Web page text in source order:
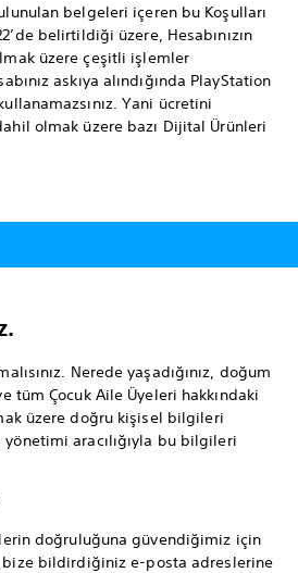
belgeleri içeren bu Koşulları
belirtildiği üzere, Hesabınızın
üzere çeşitli işlemler
askıya alındığında PlayStation
Yani ücretini
olmak üzere bazı Dijital Ürünleri
Nerede yaşadığınız, doğum
tüm Çocuk Aile Üyeleri hakkındaki
üzere doğru kişisel bilgileri
yönetimi aracılığıyla bu bilgileri
doğruluğuna güvendiğimiz için
bildirdiğiniz e-posta adreslerine